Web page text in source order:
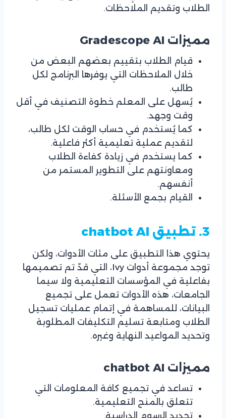
الطلاب وتقديم الملاحظات.
مميزات Gradescope AI
قيام الطلاب بتقييم بعضهم البعض من
خلال الملاحظات التي يوفرها البرنامج لكل
طالب.
يُسهل على المعلم خطوة التصنيف في أقل
وقت وجهد.
كما يُستخدم في حساب الوقت لكل طالب،
لتقديم عملية تعليمية أكثر فاعلية.
كما يستخدم في زيادة كفاءة الطلاب
ومعاونتهم على التطوير المستمر من
أنفسهم.
القيام بجمع الأسئلة.
3. تطبيق
يحتوي هذا التطبيق على مئات الأدوات، ولكن
توجد مجموعة أدوات Ivy، التي قدّ تم تصميمها
بفاعلية في المؤسسات التعليمية ولا سيما
الجامعات، هذه الأدوات تعمل على تجميع
البيانات، للمساهمة في إتمام عمليات تسجيل
الطلاب ومتابعة تسليم التكليفات المطلوبة
وتحديد المواعيد النهاية وغيره.
مميزات chatbot AI
تساعد في تجميع كافة المعلومات التي
تتعلق بالمنح التعليمية.
تحديد الرسوم الدراسية.